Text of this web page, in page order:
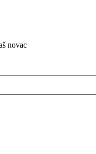
novac